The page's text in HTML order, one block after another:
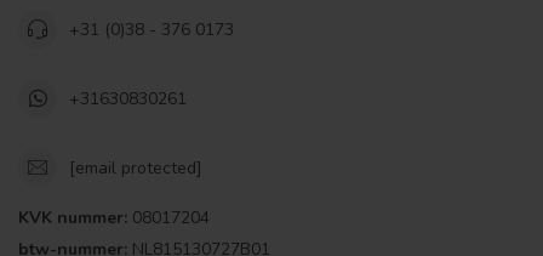
+31 (0)38 - 376 0173
+31630830261
[email protected]
KVK nummer: 08017204
btw-nummer: NL815130727B01